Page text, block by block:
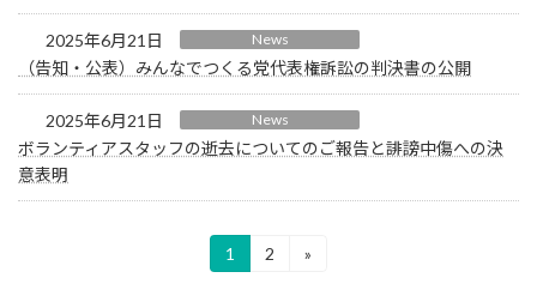
2025年6月21日 News
（告知・公表）みんなでつくる党代表権訴訟の判決書の公開
2025年6月21日 News
ボランティアスタッフの逝去についてのご報告と誹謗中傷への決
意表明
固
定
1
固
2 »